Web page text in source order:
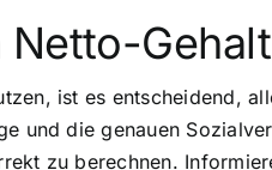
Netto-
ist es entscheidend,
und die genauen
zu berechnen.